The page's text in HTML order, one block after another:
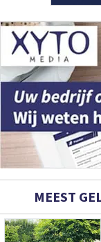
MEEST